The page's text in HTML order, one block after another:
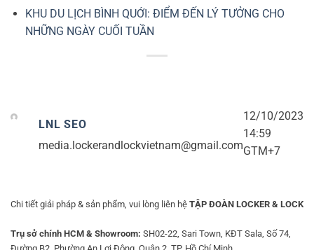
KHU DU LỊCH BÌNH QUỚI: ĐIỂM ĐẾN LÝ TƯỞNG CHO
NHỮNG NGÀY CUỐI TUẦN
LNL SEO
media.lockerandlockvietnam@gmail.com
12/10/2023
14:59
GTM+7
Chi tiết giải pháp & sản phẩm, vui lòng liên hệ TẬP ĐOÀN LOCKER & LOCK
Trụ sở chính HCM & Showroom: SH02-22, Sari Town, KĐT Sala, Số 74,